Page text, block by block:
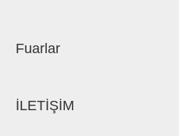
Fuarlar
İLETİŞİM